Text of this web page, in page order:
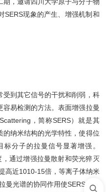
SERS现象的产生、增强机制和
受到其它信号的干扰和削弱，科
易检测的方法。表面增强拉曼
，简称SERS）就是其
纳米结构的光学特性，使得位
分子的拉曼信号显著增强。
通过增强拉曼散射和荧光猝灭
高近1010-15倍，等离子体纳米
曼光谱的协同作用使SERS成为